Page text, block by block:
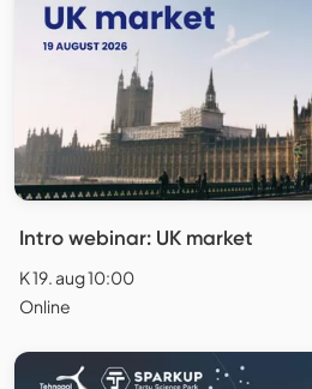
Intro webinar: UK market
K 19. aug 10:00
Online